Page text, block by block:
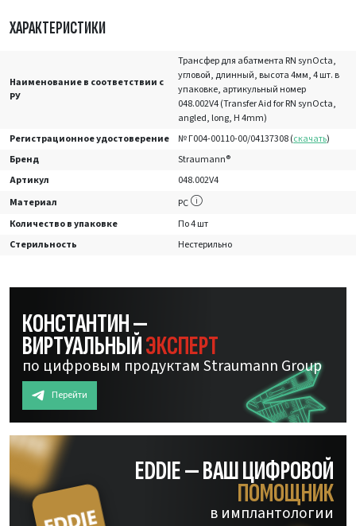
ХАРАКТЕРИСТИКИ
Наименование в соответствии с
РУ
Трансфер для абатмента RN synOcta,
угловой, длинный, высота 4мм, 4 шт. в
упаковке, артикульный номер
048.002V4 (Transfer Aid for RN synOcta,
angled, long, H 4mm)
Регистрационное удостоверение
№ Г004-00110-00/04137308 (скачать)
Бренд
Straumann®
Артикул
048.002V4
Материал
PC
Количество в упаковке
По 4 шт
Стерильность
Нестерильно
КОНСТАНТИН —
ВИРТУАЛЬНЫЙЭКСПЕРТ
по цифровым продуктам Straumann Group
Перейти
EDDIE — ВАШ ЦИФРОВОЙ
ПОМОЩНИК
в имплантологии